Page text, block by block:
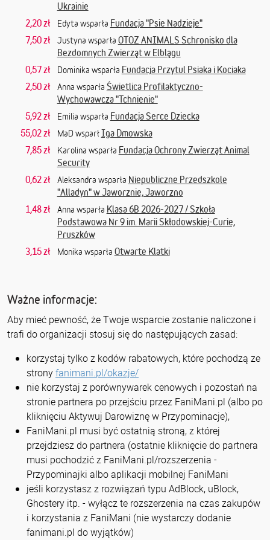
Ukrainie
2,20 zł
Edyta wsparła Fundacja "Psie Nadzieje"
7,50 zł
Justyna wsparła OTOZ ANIMALS Schronisko dla
Bezdomnych Zwierząt w Elblągu
0,57 zł
Dominika wsparła Fundacja Przytul Psiaka i Kociaka
2,50 zł
Anna wsparła Świetlica Profilaktyczno-
Wychowawcza "Tchnienie"
5,92 zł
Emilia wsparła Fundacja Serce Dziecka
55,02 zł
MaD wsparłIga Dmowska
7,85 zł
Karolina wsparła Fundacja Ochrony Zwierząt Animal
Security
0,62 zł
Aleksandra wsparła Niepubliczne Przedszkole
"Alladyn" w Jaworznie, Jaworzno
1,48 zł
Anna wsparła Klasa 6B 2026-2027 / Szkoła
Podstawowa Nr 9 im. Marii Skłodowskiej-Curie,
Pruszków
3,15 zł
Monika wsparła Otwarte Klatki
Ważne informacje:
Aby mieć pewność, że Twoje wsparcie zostanie naliczone i
trafi do organizacji stosuj się do następujących zasad:
korzystaj tylko z kodów rabatowych, które pochodzą ze
stronyfanimani.pl/okazje/
nie korzystaj z porównywarek cenowych i pozostań na
stronie partnera po przejściu przez FaniMani.pl (albo po
kliknięciu Aktywuj Darowiznę w Przypominacje),
FaniMani.pl musi być ostatnią stroną, z której
przejdziesz do partnera (ostatnie kliknięcie do partnera
musi pochodzić z FaniMani.pl/rozszerzenia -
Przypominajki albo aplikacji mobilnej FaniMani
jeśli korzystasz z rozwiązań typu AdBlock, uBlock,
Ghostery itp. - wyłącz te rozszerzenia na czas zakupów
i korzystania z FaniMani (nie wystarczy dodanie
fanimani.pl do wyjątków)